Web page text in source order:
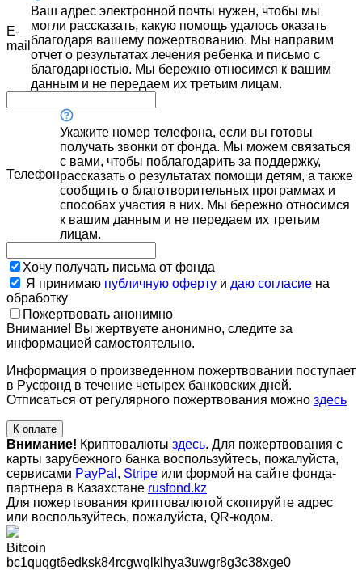
E-
mail
Ваш адрес электронной почты нужен, чтобы мы
могли рассказать, какую помощь удалось оказать
благодаря вашему пожертвованию. Мы направим
отчет о результатах лечения ребенка и письмо с
благодарностью. Мы бережно относимся к вашим
данным и не передаем их третьим лицам.
Телефон
Укажите номер телефона, если вы готовы
получать звонки от фонда. Мы можем связаться
с вами, чтобы поблагодарить за поддержку,
рассказать о результатах помощи детям, а также
сообщить о благотворительных программах и
способах участия в них. Мы бережно относимся
к вашим данным и не передаем их третьим
лицам.
Хочу получать письма от фонда
Я принимаю публичную оферту и даю согласие на
обработку
Пожертвовать анонимно
Внимание! Вы жертвуете анонимно, следите за
информацией самостоятельно.
Информация о произведенном пожертвовании поступает
в Русфонд в течение четырех банковских дней.
Отписаться от регулярного пожертвования можно здесь
К оплате
Внимание! Криптовалюты здесь. Для пожертвования с
карты зарубежного банка воспользуйтесь, пожалуйста,
сервисами PayPal , Stripe или формой на сайте фонда-
партнера в Казахстане rusfond.kz
Для пожертвования криптовалютой скопируйте адрес
или воспользуйтесь, пожалуйста, QR-кодом.
Bitcoin
bc1quqgt6edksk84rcgwqlklhya3uwgr8g3c38xge0